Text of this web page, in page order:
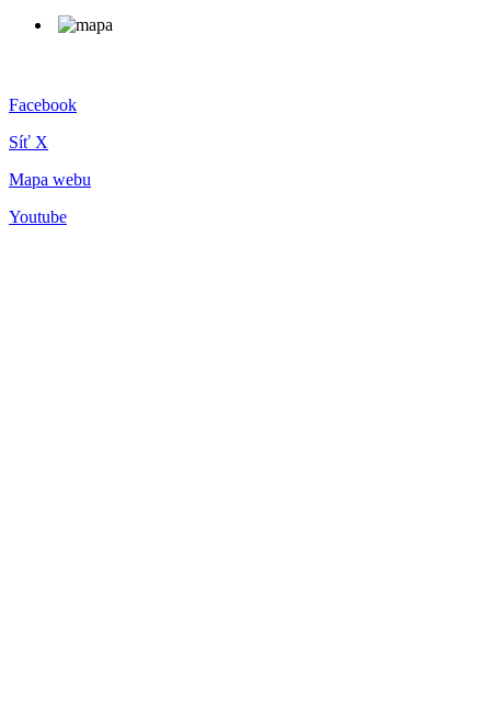
Facebook
Síť X
Mapa webu
Youtube